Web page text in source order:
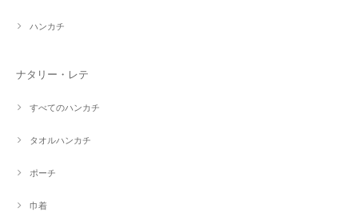
ハンカチ
ナタリー・レテ
すべてのハンカチ
タオルハンカチ
ポーチ
巾着